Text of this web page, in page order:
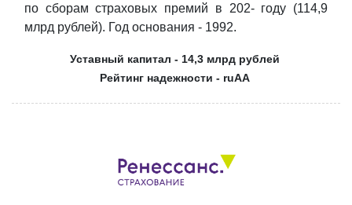
по сборам страховых премий в 202- году (114,9
млрд рублей). Год основания - 1992.
Уставный капитал - 14,3 млрд рублей
Рейтинг надежности - ruAA